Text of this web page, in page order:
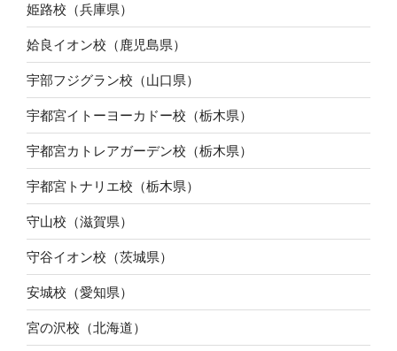
姫路校（兵庫県）
姶良イオン校（鹿児島県）
宇部フジグラン校（山口県）
宇都宮イトーヨーカドー校（栃木県）
宇都宮カトレアガーデン校（栃木県）
宇都宮トナリエ校（栃木県）
守山校（滋賀県）
守谷イオン校（茨城県）
安城校（愛知県）
宮の沢校（北海道）